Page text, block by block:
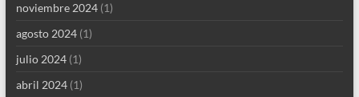
noviembre 2024(1)
agosto 2024(1)
julio 2024(1)
abril 2024(1)